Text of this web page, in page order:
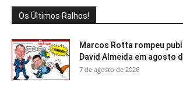
Os Últimos Ralhos!
Marcos Rotta rompeu
David Almeida em agosto
7 de agosto de 2026